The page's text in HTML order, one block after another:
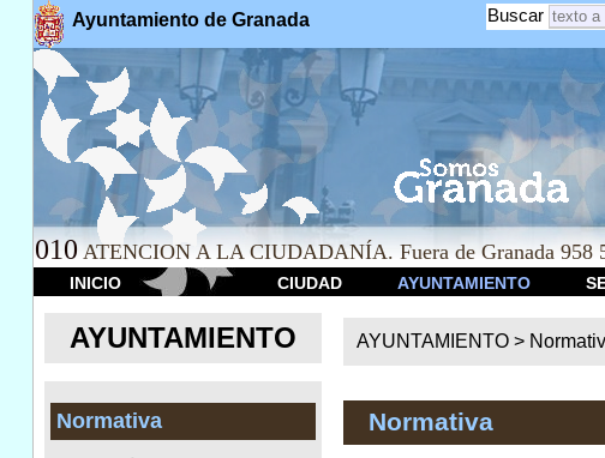
Ayuntamiento de Granada Buscar
010 ATENCION A LA CIUDADANÍA. Fuera de Granada 958
INICIO CIUDAD AYUNTAMIENTO
AYUNTAMIENTO
Normativa
AYUNTAMIENTO >
Normativa